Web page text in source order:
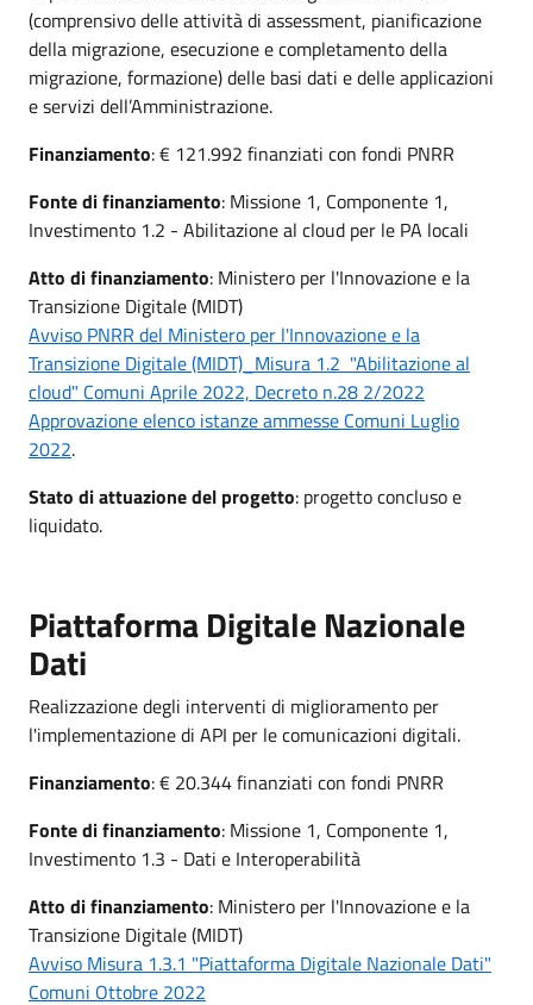
(comprensivo delle attività di assessment, pianificazione
della migrazione, esecuzione e completamento della
migrazione, formazione) delle basi dati e delle applicazioni
e servizi dell’Amministrazione.
Finanziamento: € 121.992 finanziati con fondi PNRR
Fonte di finanziamento: Missione 1, Componente 1,
Investimento 1.2 - Abilitazione al cloud per le PA locali
Atto di finanziamento: Ministero per l'Innovazione e la
Transizione Digitale (MIDT)
Avviso PNRR del Ministero per l'Innovazione e la
Transizione Digitale (MIDT)_Misura 1.2 "Abilitazione al
cloud" Comuni Aprile 2022, Decreto n.28 2/2022
Approvazione elenco istanze ammesse Comuni Luglio
2022.
Stato di attuazione del progetto: progetto concluso e
liquidato.
Piattaforma Digitale Nazionale
Dati
Realizzazione degli interventi di miglioramento per
l'implementazione di API per le comunicazioni digitali.
Finanziamento: € 20.344 finanziati con fondi PNRR
Fonte di finanziamento: Missione 1, Componente 1,
Investimento 1.3 - Dati e Interoperabilità
Atto di finanziamento: Ministero per l'Innovazione e la
Transizione Digitale (MIDT)
Avviso Misura 1.3.1 "Piattaforma Digitale Nazionale Dati"
Comuni Ottobre 2022